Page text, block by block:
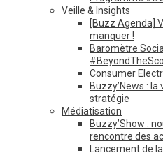
Veille & Insights
[Buzz Agenda]
manquer !
Baromètre
Consumer
Buzzy’News :
stratégie
Médiatisation
Buzzy’Show :
rencontre des
Lancement de